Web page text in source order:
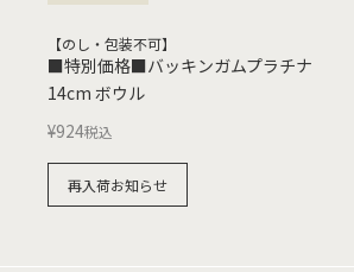
【のし・包装不可】
■特別価格■バッキンガムプラチナ
14cm ボウル
¥924税込
再入荷お知らせ